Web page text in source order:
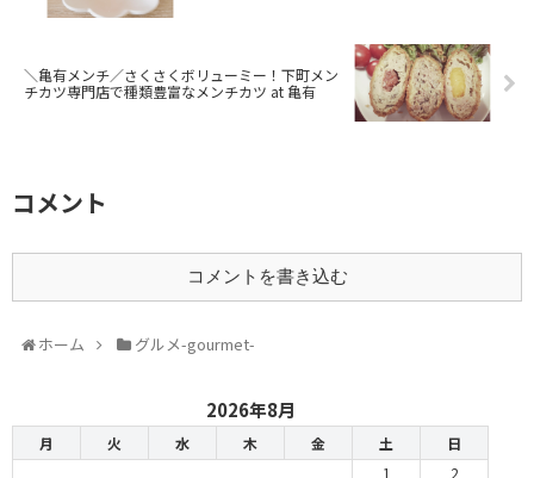
＼亀有メンチ／さくさくボリューミー！下町メン
チカツ専門店で種類豊富なメンチカツ at 亀有
コメント
コメントを書き込む
ホーム グルメ-gourmet-
2026年8月
月 火 水 木 金 土
日
1
2